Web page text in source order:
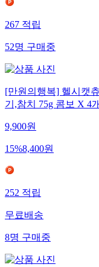
267적립
52명구매중
[만원의행복] 헬시캣
기,참치 75g 콤보 X 4
9,900원
15%8,400원
252적립
무료배송
8명구매중